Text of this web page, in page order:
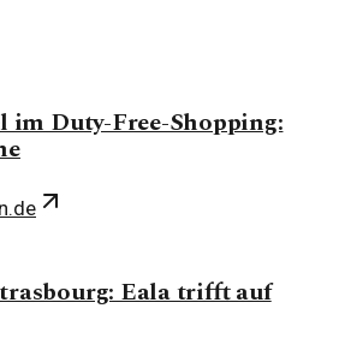
im Duty-Free-Shopping:
Eala trifft auf